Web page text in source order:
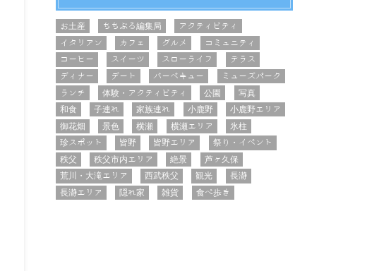
お土産 ちちぶる編集局
アクティビティ
イタリアン
カフェ グルメ
コミュニティ
コーヒー
スイーツ スローライフ
テラス
ディナー
デート バーベキュー
ミューズパーク
ランチ
体験・アクティビティ 公園
写真
和食
子連れ 家族連れ 小鹿野
小鹿野エリア
御花畑
景色 横瀬 横瀬エリア
氷柱
珍スポット
皆野 皆野エリア
祭り・イベント
秩父
秩父市内エリア 絶景
芦ヶ久保
荒川・大滝エリア
西武秩父 観光
長瀞
長瀞エリア
隠れ家 雑貨 食べ歩き